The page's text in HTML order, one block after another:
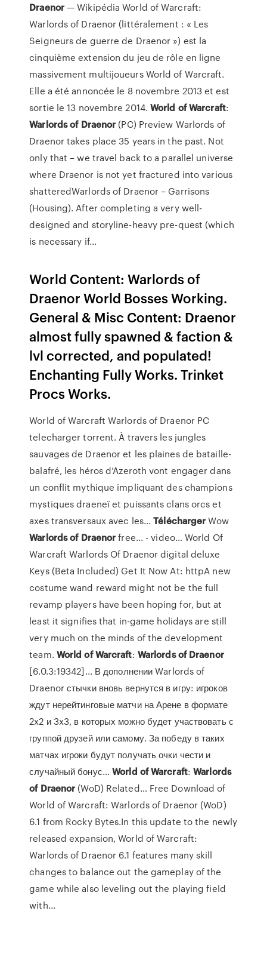
Draenor— Wikipédia World of Warcraft:
Warlords of Draenor (littéralement : « Les
Seigneurs de guerre de Draenor ») est la
cinquième extension du jeu de rôle en ligne
massivement multijoueurs World of Warcraft.
Elle a été annoncée le 8 novembre 2013 et est
sortie le 13 novembre 2014.World ofWarcraft:
Warlordsof Draenor (PC) Preview Warlords of
Draenor takes place 35 years in the past. Not
only that – we travel back to a parallel universe
where Draenor is not yet fractured into various
shatteredWarlords of Draenor – Garrisons
(Housing). After completing a very well-
designed and storyline-heavy pre-quest (which
is necessary if...
World Content: Warlords of
Draenor World Bosses Working.
General & Misc Content: Draenor
almost fully spawned & faction &
lvl corrected, and populated!
Enchanting Fully Works. Trinket
Procs Works.
World of Warcraft Warlords of Draenor PC
telecharger torrent. À travers les jungles
sauvages de Draenor et les plaines de bataille-
balafré, les héros d’Azeroth vont engager dans
un conflit mythique impliquant des champions
mystiques draeneï et puissants clans orcs et
axes transversaux avec les...TéléchargerWow
Warlordsof Draenorfree... - video… World Of
Warcraft Warlords Of Draenor digital deluxe
Keys (Beta Included) Get It Now At: httpA new
costume wand reward might not be the full
revamp players have been hoping for, but at
least it signifies that in-game holidays are still
very much on the minds of the development
team. World of Warcraft: Warlords of Draenor
[6.0.3:19342]... В дополнении Warlords of
Draenor стычки вновь вернутся в игру: игроков
ждут нерейтинговые матчи на Арене в формате
2x2 и 3x3, в которых можно будет участвовать с
группой друзей или самому. За победу в таких
матчах игроки будут получать очки чести и
случайный бонус...World ofWarcraft:Warlords
of Draenor (WoD) Related… Free Download of
World of Warcraft: Warlords of Draenor (WoD)
6.1 from Rocky Bytes.In this update to the newly
released expansion, World of Warcraft:
Warlords of Draenor 6.1 features many skill
changes to balance out the gameplay of the
game while also leveling out the playing field
with...